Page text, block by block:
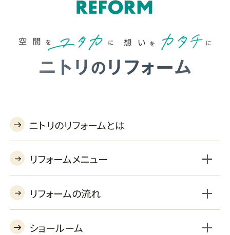
ニトリのリフォームとは
リフォームメニュー
BSLプラン セレクトプラン
リフォームの流れ
ショールーム